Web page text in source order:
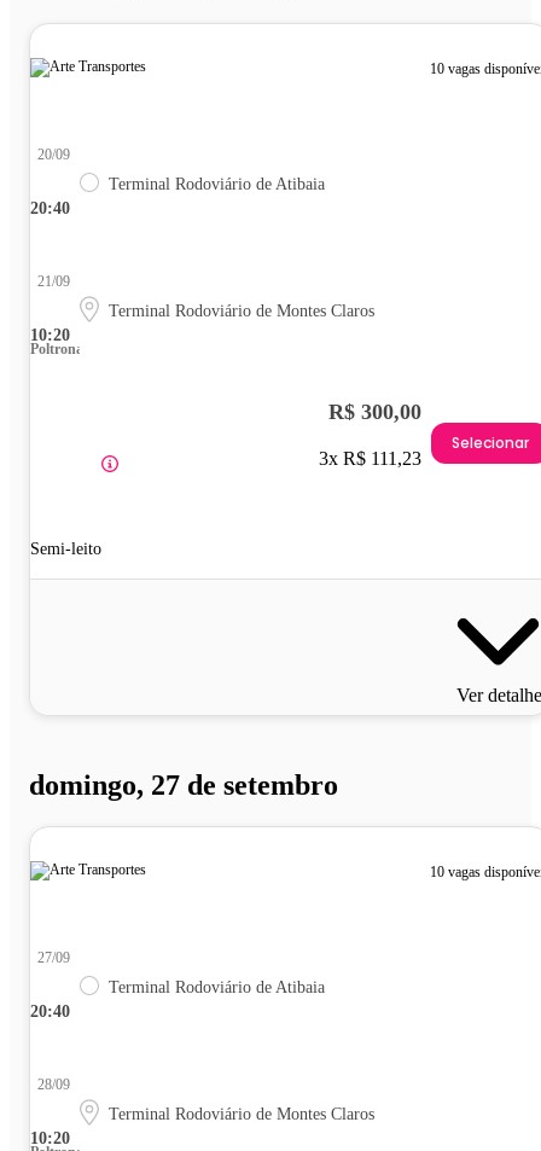
10 vagas
20:40
20/09
Terminal Rodoviário de Atibaia
10:20
21/09
Terminal Rodoviário de Montes Claros
Poltrona
Semi-leito
R$ 300,00
3x R$ 111,23
Selecionar
Ver
domingo, 27 de setembro
10 vagas
20:40
27/09
Terminal Rodoviário de Atibaia
10:20
28/09
Terminal Rodoviário de Montes Claros